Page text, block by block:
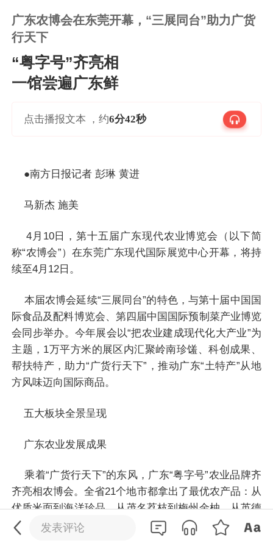
广东农博会在东莞开幕，“三展同台”助力广货
行天下
“粤字号”齐亮相
一馆尝遍广东鲜
点击播报文本 ，约6分42秒
●南方日报记者 彭琳 黄进
马新杰 施美
4月10日，第十五届广东现代农业博览会（以下简
称“农博会”）在东莞广东现代国际展览中心开幕，将持
续至4月12日。
本届农博会延续“三展同台”的特色，与第十届中国国
际食品及配料博览会、第四届中国国际预制菜产业博览
会同步举办。今年展会以“把农业建成现代化大产业”为
主题，1万平方米的展区内汇聚岭南珍馐、科创成果、
帮扶特产，助力“广货行天下”，推动广东“土特产”从地
方风味迈向国际商品。
五大板块全景呈现
广东农业发展成果
乘着“广货行天下”的东风，广东“粤字号”农业品牌齐
齐亮相农博会。全省21个地市都拿出了最优农产品：从
优质米面到海洋珍品，从茂名荔枝到梅州金柚，从英德
红茶到潮州凤凰单丛，从清远鸡到狮头鹅，从新会陈皮
发表评论
0/200
发送